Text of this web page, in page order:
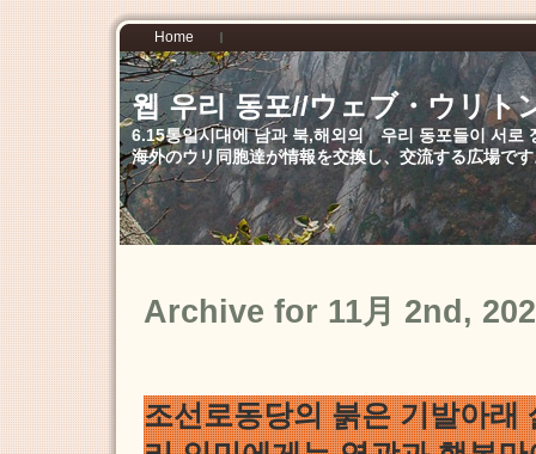
Home
웹 우리 동포//ウェブ・ウリト
6.15통일시대에 남과 북,해외의 우리 동포들이 서로
海外のウリ同胞達が情報を交換し、交流する広場で
Archive for 11月 2nd,
조선로동당의 붉은 기발아래